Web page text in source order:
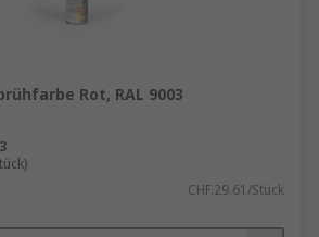
Rot, RAL 9003
CHF.29.61/Stück